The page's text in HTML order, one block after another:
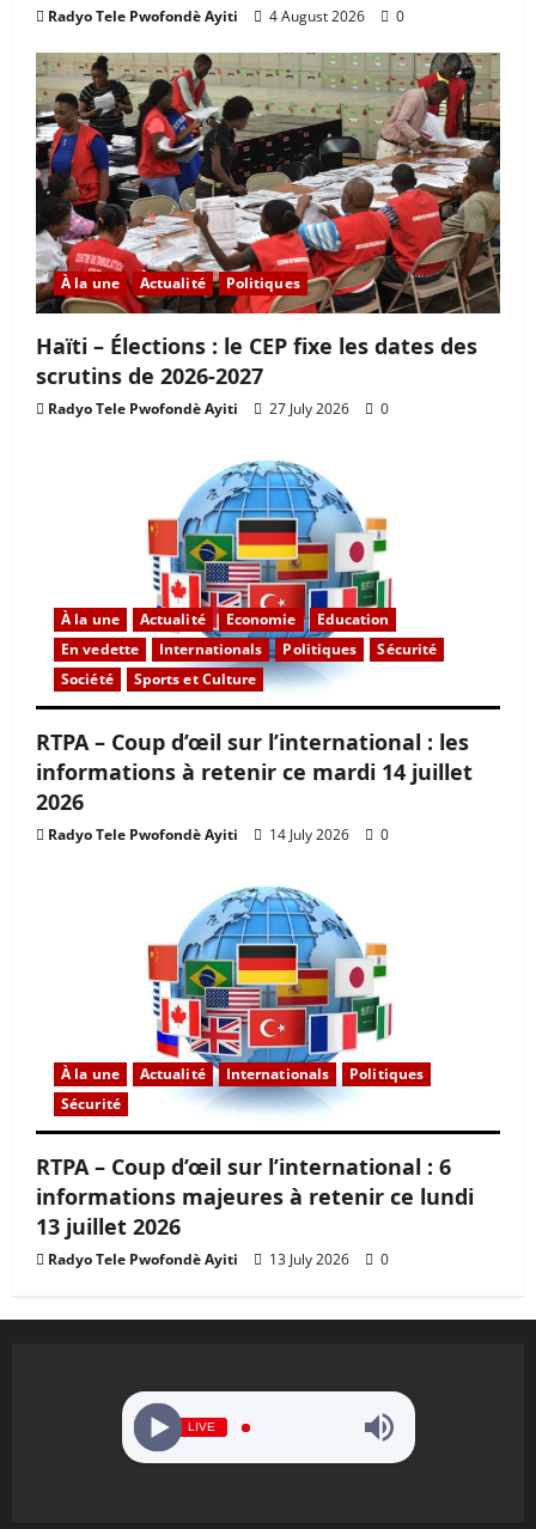
Radyo Tele Pwofondè Ayiti 4 August 2026 0
À la une Actualité Politiques
Haïti – Élections : le CEP fixe les dates des
scrutins de 2026-2027
Radyo Tele Pwofondè Ayiti 27 July 2026 0
À la une Actualité Economie
Education
En vedette
Internationals Politiques
Sécurité
Société
Sports et Culture
RTPA – Coup d’œil sur l’international : les
informations à retenir ce mardi 14 juillet
2026
Radyo Tele Pwofondè Ayiti 14 July 2026 0
À la une Actualité Internationals
Politiques
Sécurité
RTPA – Coup d’œil sur l’international : 6
informations majeures à retenir ce lundi
13 juillet 2026
Radyo Tele Pwofondè Ayiti 13 July 2026 0
LIVE